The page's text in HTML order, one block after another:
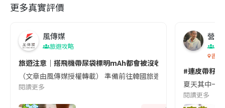
更多真實評價
風傳媒
旅遊攻略
旅遊注意｜搭飛機帶尿袋標明mAh都會被沒收😱出發前切記檢查
（文章由風傳媒授權轉載） 準備前往韓國旅遊的民眾，近期要
閱讀更多
營養
香港
#連皮帶籽
夏天其中一
閱讀更多